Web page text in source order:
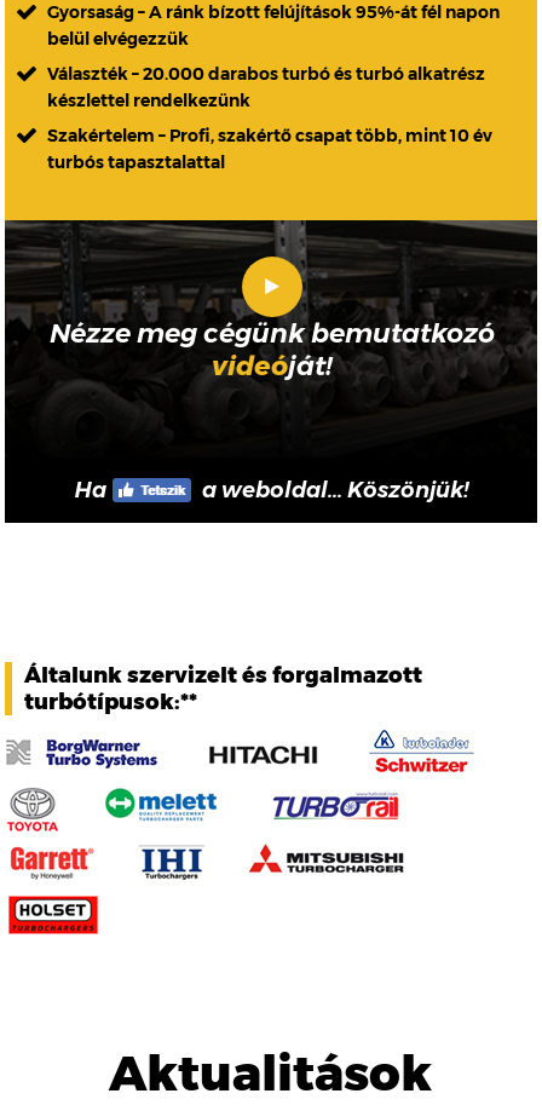
Gyorsaság – A ránk bízott felújítások 95%-át fél napon
belül elvégezzük
Választék – 20.000 darabos turbó és turbó alkatrész
készlettel rendelkezünk
Szakértelem – Profi, szakértő csapat több, mint 10 év
turbós tapasztalattal
Nézze meg cégünk bemutatkozó
videóját!
Ha a weboldal... Köszönjük!
Általunk szervizelt és forgalmazott
turbótípusok:**
Aktualitások